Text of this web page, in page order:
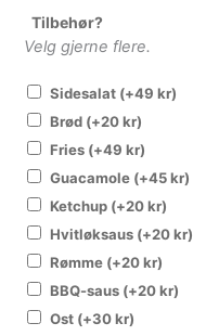
Tilbehør?
Velg gjerne flere.
Sidesalat (+49 kr)
Brød (+20kr)
Fries (+49 kr)
Guacamole (+45kr)
Ketchup (+20kr)
Hvitløksaus (+20kr)
Rømme (+20kr)
BBQ-saus (+20kr)
Ost (+30kr)